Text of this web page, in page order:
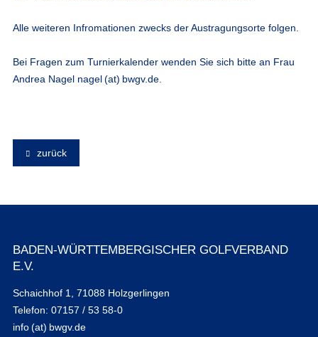
Alle weiteren Infromationen zwecks der Austragungsorte folgen.
Bei Fragen zum Turnierkalender wenden Sie sich bitte an Frau
Andrea Nagel nagel (at) bwgv.de.
zurück
BADEN-WÜRTTEMBERGISCHER GOLFVERBAND
E.V.
Schaichhof 1, 71088 Holzgerlingen
Telefon: 07157 / 53 58-0
info (at) bwgv.de